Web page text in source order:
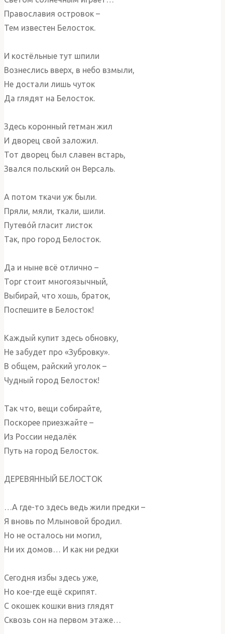
Православия островок –
Тем известен Белосток.
И костёльные тут шпили
Вознеслись вверх, в небо взмыли,
Не достали лишь чуток
Да глядят на Белосток.
Здесь коронный гетман жил
И дворец свой заложил.
Тот дворец был славен встарь,
Звался польский он Версаль.
А потом ткачи уж были.
Пряли, мяли, ткали, шили.
Путевóй гласит листок
Так, про город Белосток.
Да и ныне всё отлично –
Торг стоит многоязычный,
Выбирай, что хошь, браток,
Поспешите в Белосток!
Каждый купит здесь обновку,
Не забудет про «Зубровку».
В общем, райский уголок –
Чудный город Белосток!
Так что, вещи собирайте,
Поскорее приезжайте –
Из России недалёк
Путь на город Белосток.
ДЕРЕВЯННЫЙ БЕЛОСТОК
…А где-то здесь ведь жили предки –
Я вновь по Млыновой бродил.
Но не осталось ни могил,
Ни их домов… И как ни редки
Сегодня избы здесь уже,
Но кое-где ещё скрипят.
С окошек кошки вниз глядят
Сквозь сон на первом этаже…